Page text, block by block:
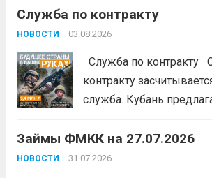
портале: моифинансы.рф
#ЭстафетаМоиФинансы
Служба по контракту
НОВОСТИ 03.08.2026
Служба по контракту
контракту
служба. Кубань
защиту Отечества:
единовременно;
Займы ФМКК на 27.07.2026
НОВОСТИ 31.07.2026